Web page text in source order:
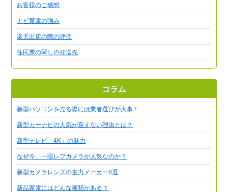
お客様のご感想
ナビ家電の強み
楽天出店の際の評価
住民票の写しの発送先
コラム
新型パソコンを売る際には業者選びが大事！
新型カーナビの人気が衰えない理由とは？
新型テレビ「4K」の魅力
なぜ今、一眼レフカメラが人気なのか？
新型カメラレンズの主力メーカー8選
新品家電にはどんな種類がある？